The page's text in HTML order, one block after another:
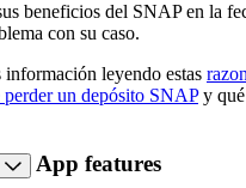
beneficios del SNAP en la
con su caso.
información leyendo estas
perder un depósito SNAPy qué
App features